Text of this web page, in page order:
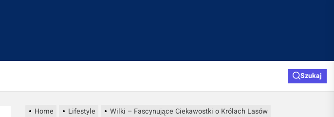
Szukaj
Home Lifestyle Wilki – Fascynujące Ciekawostki o Królach Lasów